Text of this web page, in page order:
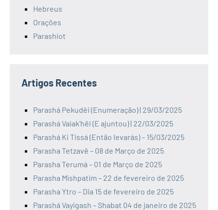
Hebreus
Orações
Parashiot
Artigos Recentes
Parashá Pekudêi (Enumeração) | 29/03/2025
Parashá Vaiak’hêl (E ajuntou) | 22/03/2025
Parashá Ki Tissá (Então levarás) – 15/03/2025
Parasha Tetzavê – 08 de Março de 2025
Parasha Terumá – 01 de Março de 2025
Parasha Mishpatim – 22 de fevereiro de 2025
Parasha Ytro – Dia 15 de fevereiro de 2025
Parashá Vayigash – Shabat 04 de janeiro de 2025